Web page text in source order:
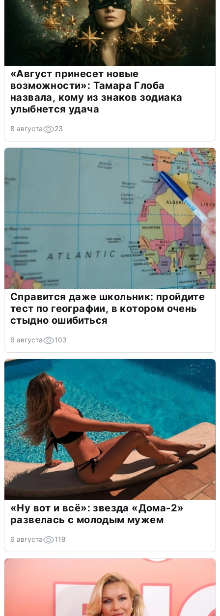
«Август принесет новые
возможности»: Тамара Глоба
назвала, кому из знаков зодиака
улыбнется удача
8 августа 23
Справится даже школьник: пройдите
тест по географии, в котором очень
стыдно ошибиться
6 августа 103
«Ну вот и всё»: звезда «Дома-2»
развелась с молодым мужем
6 августа 118